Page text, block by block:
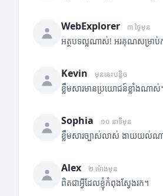
WebExplorer ៣ ថ្ងៃមុន
អត្ថបទល្អណាស់! អរគុណសម្រាប់ក
Kevin មុននេះបន្តិច
ខ្លឹមសារមានប្រយោជន៍ខ្លាំងណាស់
Sophia ១០ នាទីមុន
ខ្លឹមសារច្បាស់លាស់ ងាយយល់
Alex ២ ម៉ោងមុន
ពិតជាអ្វីដែលខ្ញុំកំពុងស្វែងរក។